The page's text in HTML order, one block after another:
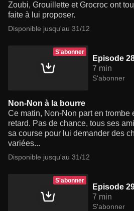
Zoubi, Grouillette et Grocroc ont
faite à lui proposer.
Disponible jusqu'au 31/12
S'abonner
Episode
7 min
S'abonner
Non-Non à la bourre
Ce matin, Non-Non part en trombe
retard. Pas de chance, tous ses
sa course pour lui demander des
variées...
Disponible jusqu'au 31/12
S'abonner
Episode
7 min
S'abonner